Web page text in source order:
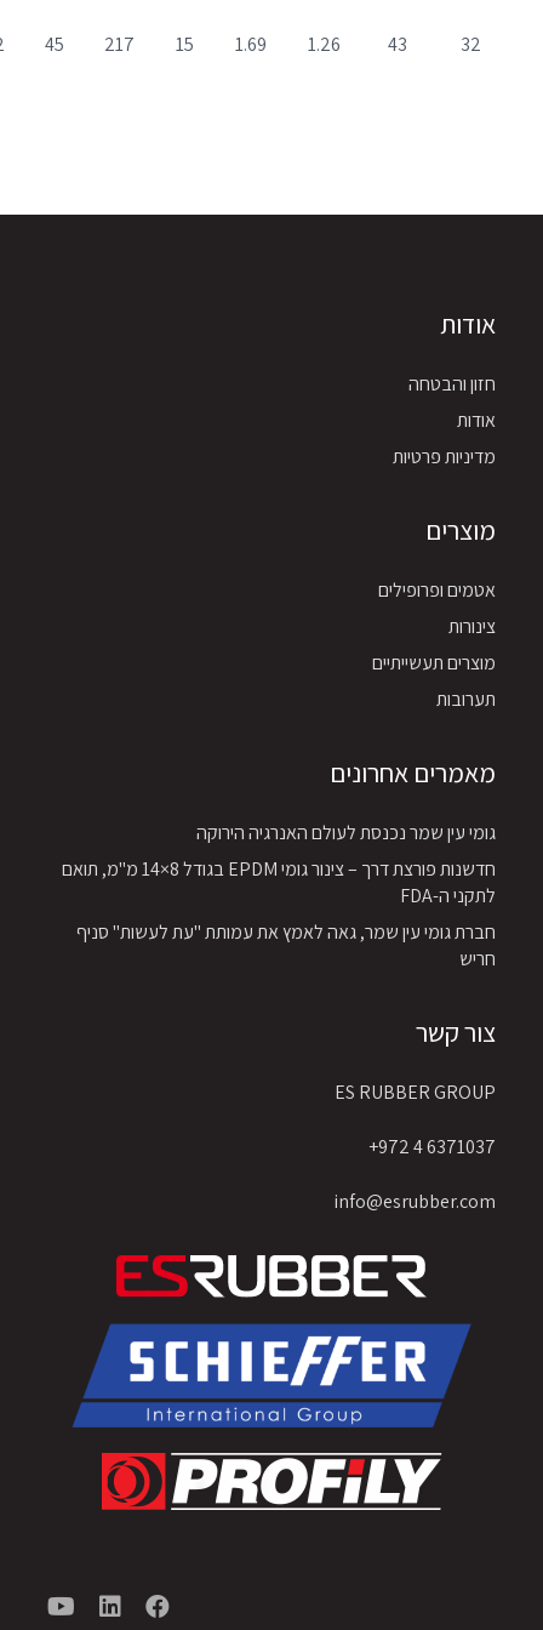
32
43
1.26
1.69
15
217
45
אודות
חזון והבטחה
אודות
מדיניות פרטיות
מוצרים
אטמים ופרופילים
צינורות
מוצרים תעשייתיים
תערובות
מאמרים אחרונים
גומי עין שמר נכנסת לעולם האנרגיה הירוקה
חדשנות פורצת דרך – צינור גומי EPDM בגודל 8×14 מ"מ, תואם
לתקני ה-FDA
חברת גומי עין שמר, גאה לאמץ את עמותת "עת לעשות" סניף
חריש
צור קשר
ES RUBBER GROUP
6371037 4 972+
info@esrubber.com